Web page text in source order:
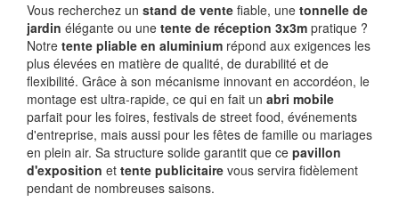
Vous recherchez un stand de vente fiable, une tonnelle de
jardin élégante ou une tente de réception 3x3m pratique ?
Notre tente pliable en aluminium répond aux exigences les
plus élevées en matière de qualité, de durabilité et de
flexibilité. Grâce à son mécanisme innovant en accordéon, le
montage est ultra-rapide, ce qui en fait un abri mobile
parfait pour les foires, festivals de street food, événements
d'entreprise, mais aussi pour les fêtes de famille ou mariages
en plein air. Sa structure solide garantit que ce pavillon
d'exposition et tente publicitaire vous servira fidèlement
pendant de nombreuses saisons.